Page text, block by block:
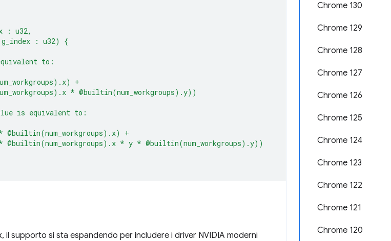
Chrome 130
Chrome 129
Chrome 128
Chrome 127
Chrome 126
Chrome 125
Chrome 124
Chrome 123
Chrome 122
Chrome 121
Chrome 120
: u32,
: u32) {
to:
+
* @builtin(num_workgroups).y))
is equivalent to:
@builtin(num_workgroups).x) +
@builtin(num_workgroups).x * y * @builtin(num_workgroups).y))
il supporto si sta espandendo per includere i driver NVIDIA moderni